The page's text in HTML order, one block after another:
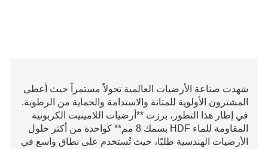
شهدت صناعة الأرضيات العالمية تحولاً مستمراً حيث أعطى
المشترون الأولوية للمتانة والاستدامة والحماية من الرطوبة.
في إطار هذا التطور، برزت **أرضيات اللامينيت الكربونية
المقاومة للماء HDF بسمك 8 مم** كواحدة من أكثر حلول
الأرضيات الهندسية طلبًا، حيث تُستخدم على نطاق واسع في